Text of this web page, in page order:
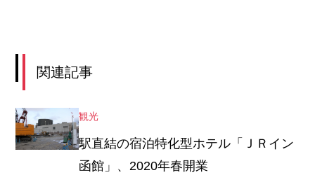
関連記事
観光
駅直結の宿泊特化型ホテル「ＪＲイン
函館」、2020年春開業